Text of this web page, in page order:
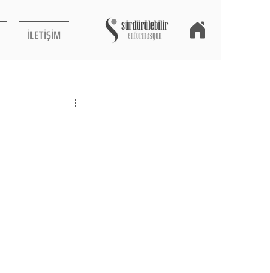
İLETİŞİM